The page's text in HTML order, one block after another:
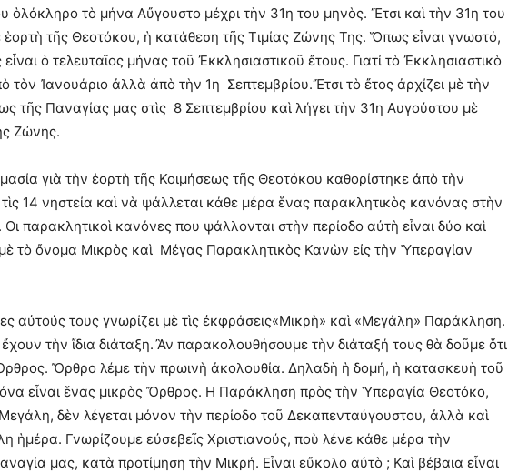
ὁλόκληρο τὸ μήνα Αὔγουστο μέχρι τὴν 31η του μηνὸς. Ἔτσι καὶ τὴν 31η του
ἑορτὴ τῆς Θεοτόκου, ἡ κατάθεση τῆς Τιμίας Ζώνης Της. Ὅπως εἶναι γνωστό,
ὁ τελευταῖος μήνας τοῦ Ἐκκλησιαστικοῦ ἔτους. Γιατί τὸ Ἐκκλησιαστικὸ
τὸν Ἰανουάριο ἀλλὰ ἀπὸ τὴν 1η Σεπτεμβρίου.Ἔτσι τὸ ἔτος ἀρχίζει μὲ τὴν
τῆς Παναγίας μας στὶς 8 Σεπτεμβρίου καὶ λήγει τὴν 31η Αυγούστου μὲ
Ζώνης.
γιὰ τὴν ἑορτὴ τῆς Κοιμήσεως τῆς Θεοτόκου καθορίστηκε ἀπὸ τὴν
14 νηστεία καὶ νὰ ψάλλεται κάθε μέρα ἕνας παρακλητικὸς κανόνας στὴν
παρακλητικοὶ κανόνες που ψάλλονται στὴν περίοδο αὐτὴ εἶναι δύο καὶ
μὲ τὸ ὄνομα Μικρὸς καὶ Μέγας Παρακλητικὸς Κανὼν εἰς τὴν Ὑπεραγίαν
αὐτούς τους γνωρίζει μὲ τὶς ἐκφράσεις«Μικρὴ» καὶ «Μεγάλη» Παράκληση.
τὴν ἴδια διάταξη. Ἂν παρακολουθήσουμε τὴν διάταξή τους θὰ δοῦμε ὅτι
Ὄρθρο λέμε τὴν πρωινὴ ἀκολουθία. Δηλαδὴ ἡ δομή, ἡ κατασκευὴ τοῦ
εἶναι ἕνας μικρὸς Ὄρθρος. Η Παράκληση πρὸς τὴν Ὑπεραγία Θεοτόκο,
Μεγάλη, δὲν λέγεται μόνον τὴν περίοδο τοῦ Δεκαπενταύγουστου, ἀλλὰ καὶ
ἡμέρα. Γνωρίζουμε εὐσεβεῖς Χριστιανούς, ποὺ λένε κάθε μέρα τὴν
μας, κατὰ προτίμηση τὴν Μικρή. Εἶναι εὔκολο αὐτὸ ; Καὶ βέβαια εἶναι